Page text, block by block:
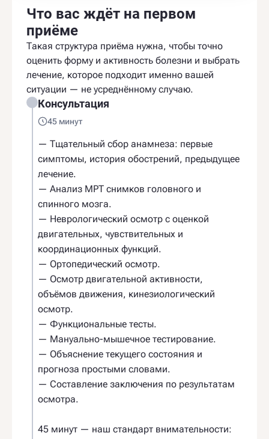
Что вас ждёт на первом
приёме
Такая структура приёма нужна, чтобы точно
оценить форму и активность болезни и выбрать
лечение, которое подходит именно вашей
ситуации — не усреднённому случаю.
Консультация
45 минут
— Тщательный сбор анамнеза: первые
симптомы, история обострений, предыдущее
лечение.
— Анализ МРТ снимков головного и
спинного мозга.
— Неврологический осмотр с оценкой
двигательных, чувствительных и
координационных функций.
— Ортопедический осмотр.
— Осмотр двигательной активности,
объёмов движения, кинезиологический
осмотр.
— Функциональные тесты.
— Мануально-мышечное тестирование.
— Объяснение текущего состояния и
прогноза простыми словами.
— Составление заключения по результатам
осмотра.
45 минут — наш стандарт внимательности: